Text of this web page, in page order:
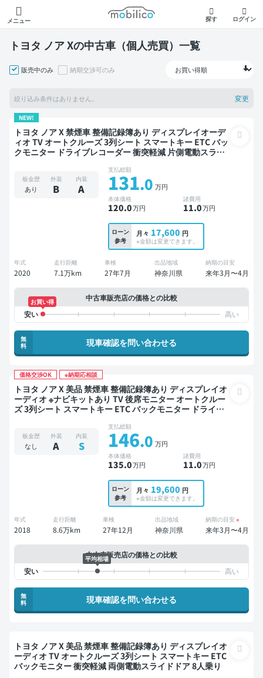
メニュー
モビリコ
探す ログイン
トヨタ ノア Xの中古車（個人売買）一覧
販売中のみ 納期交渉可のみ
絞り込み条件はありません。 変更
NEW!
トヨタ ノア X 禁煙車 整備記録簿あり ディスプレイオーデ
ィオ TV オートクルーズ 3列シート スマートキー ETC バッ
クモニター ドライブレコーダー 衝突軽減 片側電動スライ
板金歴
あり
外装
B
内装
A
支払総額
131.0 万円
本体価格
120.0万円
諸費用
11.0万円
ローン
参考
月々 17,600 円
※金額は変更できます。
年式
2020
走行距離
7.1万km
車検
27年7月
出品地域
神奈川県
納期の目安
来年3月〜4月
中古車販売店の価格との比較
お買い得
無
料
現車確認を問い合わせる
価格交渉OK ※納期応相談
トヨタ ノア X 美品 禁煙車 整備記録簿あり ディスプレイオ
ーディオ ※ナビキットあり TV 後席モニター オートクルー
ズ 3列シート スマートキー ETC バックモニター ドライブ
板金歴
なし
外装
A
内装
S
支払総額
146.0 万円
本体価格
135.0万円
諸費用
11.0万円
ローン
参考
月々 19,600 円
※金額は変更できます。
年式
2018
走行距離
8.6万km
車検
27年12月
出品地域
神奈川県
納期の目安 ※
来年3月〜4月
中古車販売店の価格との比較
平均相場
無
料
現車確認を問い合わせる
トヨタ ノア X 美品 禁煙車 整備記録簿あり ディスプレイオ
ーディオ TV オートクルーズ 3列シート スマートキー ETC
バックモニター 衝突軽減 両側電動スライドドア 8人乗り